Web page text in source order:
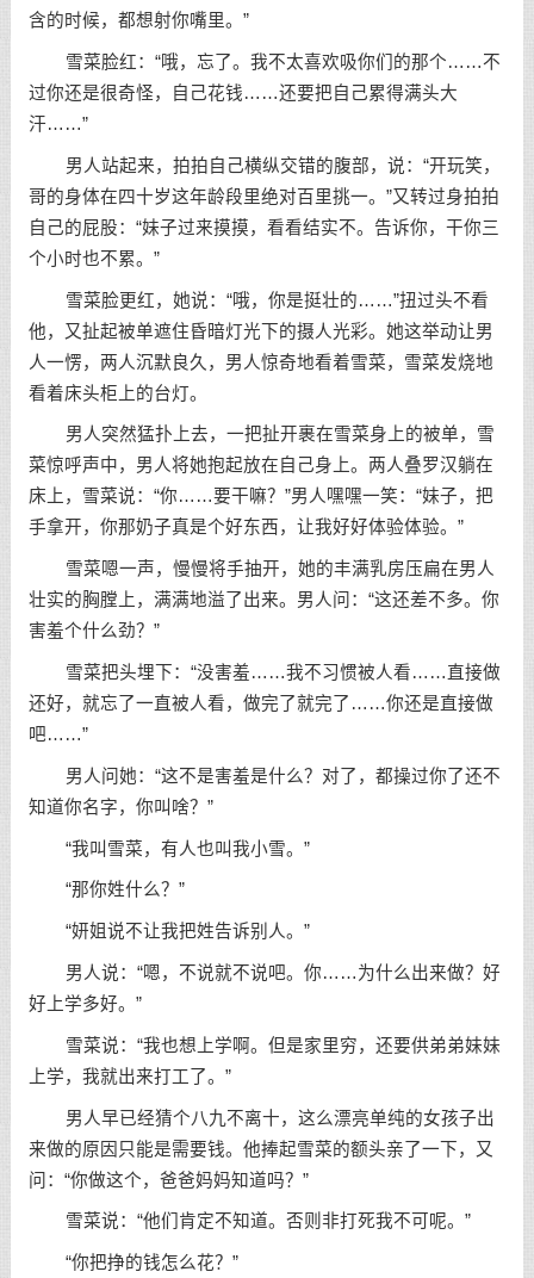
含的时候，都想射你嘴里。”
雪菜脸红：“哦，忘了。我不太喜欢吸你们的那个……不
过你还是很奇怪，自己花钱……还要把自己累得满头大
汗……”
男人站起来，拍拍自己横纵交错的腹部，说：“开玩笑，
哥的身体在四十岁这年龄段里绝对百里挑一。”又转过身拍拍
自己的屁股：“妹子过来摸摸，看看结实不。告诉你，干你三
个小时也不累。”
雪菜脸更红，她说：“哦，你是挺壮的……”扭过头不看
他，又扯起被单遮住昏暗灯光下的摄人光彩。她这举动让男
人一愣，两人沉默良久，男人惊奇地看着雪菜，雪菜发烧地
看着床头柜上的台灯。
男人突然猛扑上去，一把扯开裹在雪菜身上的被单，雪
菜惊呼声中，男人将她抱起放在自己身上。两人叠罗汉躺在
床上，雪菜说：“你……要干嘛？”男人嘿嘿一笑：“妹子，把
手拿开，你那奶子真是个好东西，让我好好体验体验。”
雪菜嗯一声，慢慢将手抽开，她的丰满乳房压扁在男人
壮实的胸膛上，满满地溢了出来。男人问：“这还差不多。你
害羞个什么劲？”
雪菜把头埋下：“没害羞……我不习惯被人看……直接做
还好，就忘了一直被人看，做完了就完了……你还是直接做
吧……”
男人问她：“这不是害羞是什么？对了，都操过你了还不
知道你名字，你叫啥？”
“我叫雪菜，有人也叫我小雪。”
“那你姓什么？”
“妍姐说不让我把姓告诉别人。”
男人说：“嗯，不说就不说吧。你……为什么出来做？好
好上学多好。”
雪菜说：“我也想上学啊。但是家里穷，还要供弟弟妹妹
上学，我就出来打工了。”
男人早已经猜个八九不离十，这么漂亮单纯的女孩子出
来做的原因只能是需要钱。他捧起雪菜的额头亲了一下，又
问：“你做这个，爸爸妈妈知道吗？”
雪菜说：“他们肯定不知道。否则非打死我不可呢。”
“你把挣的钱怎么花？”